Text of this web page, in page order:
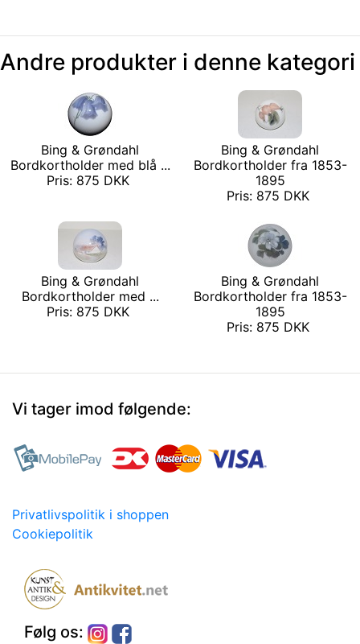
Andre produkter i denne kategori
Bing & Grøndahl
Bordkortholder med blå ...
Pris: 875 DKK
Bing & Grøndahl
Bordkortholder fra 1853-
1895
Pris: 875 DKK
Bing & Grøndahl
Bordkortholder med ...
Pris: 875 DKK
Bing & Grøndahl
Bordkortholder fra 1853-
1895
Pris: 875 DKK
Vi tager imod følgende:
Privatlivspolitik i shoppen
Cookiepolitik
Følg os: